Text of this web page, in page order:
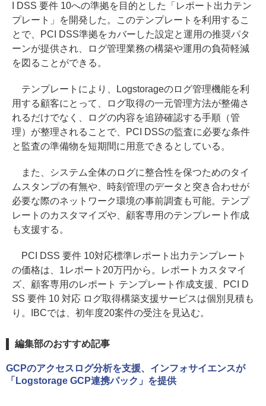
I DSS 要件 10への準拠を目的とした「レポート出力テン
プレート」を開発した。このテンプレートを利用するこ
とで、PCI DSS準拠をカバーした設定と運用の推奨パタ
ーンが提供され、ログ管理業務の構築や運用の負荷軽減
を図ることができる。
テンプレートにより、Logstorageのログ管理機能を利
用する顧客にとって、ログ取得の一元管理方法が整備さ
れるだけでなく、ログの内容を追跡確認する手順（管
理）が整理されることで、PCI DSSの監査に必要な条件
と監査の準備物を短期間に用意できるとしている。
また、システム全体のログに整合性を保つためのタイ
ムスタンプの有無や、時刻管理のデータと突き合わせが
必要な際のネットワーク環境の事前調査も可能。テンプ
レートのカスタマイズや、顧客専用のテンプレート作成
も支援する。
PCI DSS 要件 10対応標準レポート出力テンプレート
の価格は、1レポート20万円から。レポートカスタマイ
ズ、顧客専用のレポート テンプレート作成支援、PCI D
SS 要件 10 対応 ログ取得構築支援サービスは個別見積も
り。IBCでは、初年度20案件の受注を見込む。
編集部のおすすめ記事
GCPのアクセスログ分析を支援、インフォサイエンスが
「Logstorage GCP連携パック」を提供